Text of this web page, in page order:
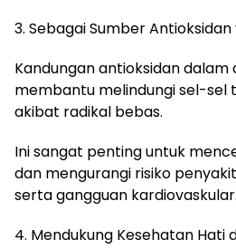
3. Sebagai Sumber
Kandungan antioksidan dalam
membantu melindungi sel-sel
akibat radikal bebas.
Ini sangat penting untuk
dan mengurangi risiko
serta gangguan kardiovaskular.
4. Mendukung Kesehatan Hati